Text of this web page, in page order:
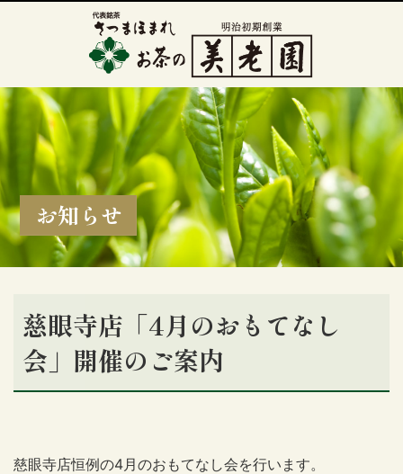
お知らせ
慈眼寺店「4月のおもてなし
会」開催のご案内
慈眼寺店恒例の4月のおもてなし会を行います。